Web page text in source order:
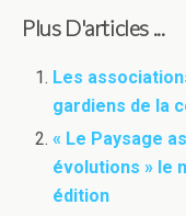
Plus D'articles ...
Les
gardiens de la
« Le Paysage
évolutions » le
édition